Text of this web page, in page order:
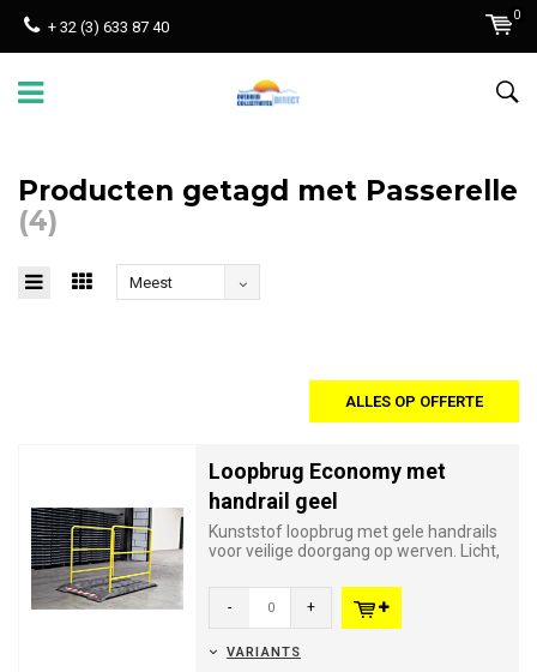
+ 32 (3) 633 87 40
0
Producten getagd met Passerelle
(4)
Meest
ALLES OP OFFERTE
Loopbrug Economy met
handrail geel
Kunststof loopbrug met gele handrails
voor veilige doorgang op werven. Licht,
- +
VARIANTS